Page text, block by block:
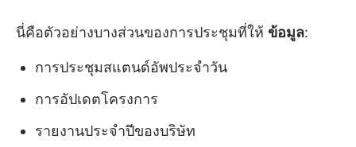
นี่คือตัวอย่างบางส่วนของการประชุมที่ให้ ข้อมูล:
การประชุมสแตนด์อัพประจำวัน
การอัปเดตโครงการ
รายงานประจำปีของบริษัท